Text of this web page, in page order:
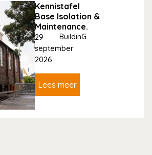
Kennistafel
Base Isolation &
Maintenance.
29
september
2026
BuildinG
Lees meer